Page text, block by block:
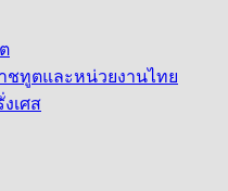
ชทูตและหน่วยงานไทย
เศส